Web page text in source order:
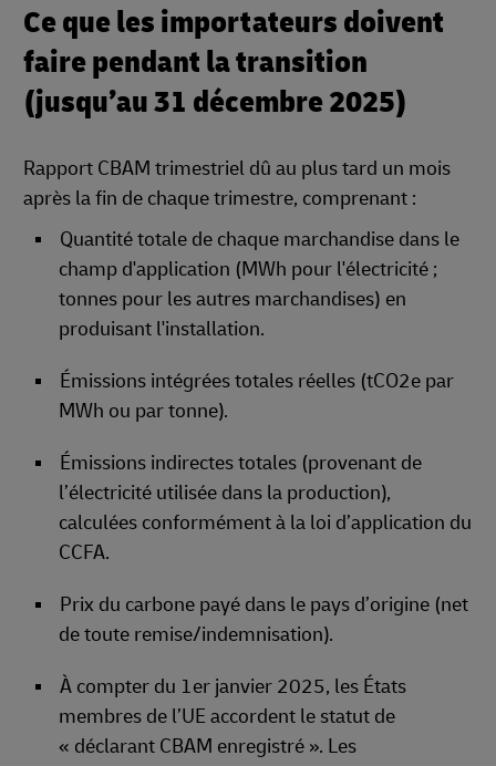
Ce que les importateurs doivent
faire pendant la transition
(jusqu’au 31 décembre 2025)
Rapport CBAM trimestriel dû au plus tard un mois
après la fin de chaque trimestre, comprenant :
Quantité totale de chaque marchandise dans le
champ d'application (MWh pour l'électricité ;
tonnes pour les autres marchandises) en
produisant l'installation.
Émissions intégrées totales réelles (tCO2e par
MWh ou par tonne).
Émissions indirectes totales (provenant de
l’électricité utilisée dans la production),
calculées conformément à la loi d’application du
CCFA.
Prix du carbone payé dans le pays d’origine (net
de toute remise/indemnisation).
À compter du 1er janvier 2025, les États
membres de l’UE accordent le statut de
« déclarant CBAM enregistré ». Les